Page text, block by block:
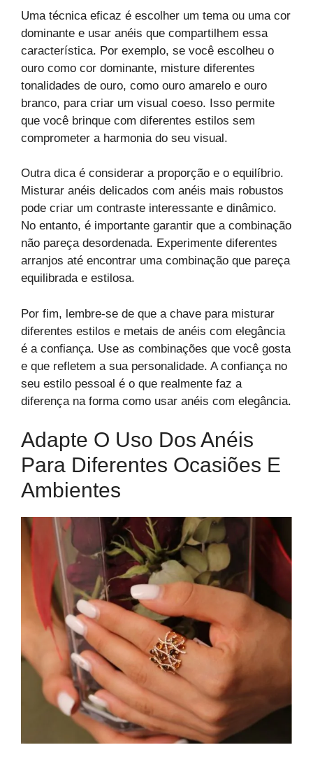
Uma técnica eficaz é escolher um tema ou uma cor
dominante e usar anéis que compartilhem essa
característica. Por exemplo, se você escolheu o
ouro como cor dominante, misture diferentes
tonalidades de ouro, como ouro amarelo e ouro
branco, para criar um visual coeso. Isso permite
que você brinque com diferentes estilos sem
comprometer a harmonia do seu visual.
Outra dica é considerar a proporção e o equilíbrio.
Misturar anéis delicados com anéis mais robustos
pode criar um contraste interessante e dinâmico.
No entanto, é importante garantir que a combinação
não pareça desordenada. Experimente diferentes
arranjos até encontrar uma combinação que pareça
equilibrada e estilosa.
Por fim, lembre-se de que a chave para misturar
diferentes estilos e metais de anéis com elegância
é a confiança. Use as combinações que você gosta
e que refletem a sua personalidade. A confiança no
seu estilo pessoal é o que realmente faz a
diferença na forma como usar anéis com elegância.
Adapte O Uso Dos Anéis
Para Diferentes Ocasiões E
Ambientes